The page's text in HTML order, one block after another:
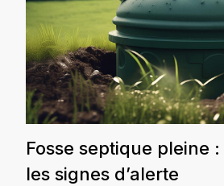
Fosse septique pleine
les signes d’alerte